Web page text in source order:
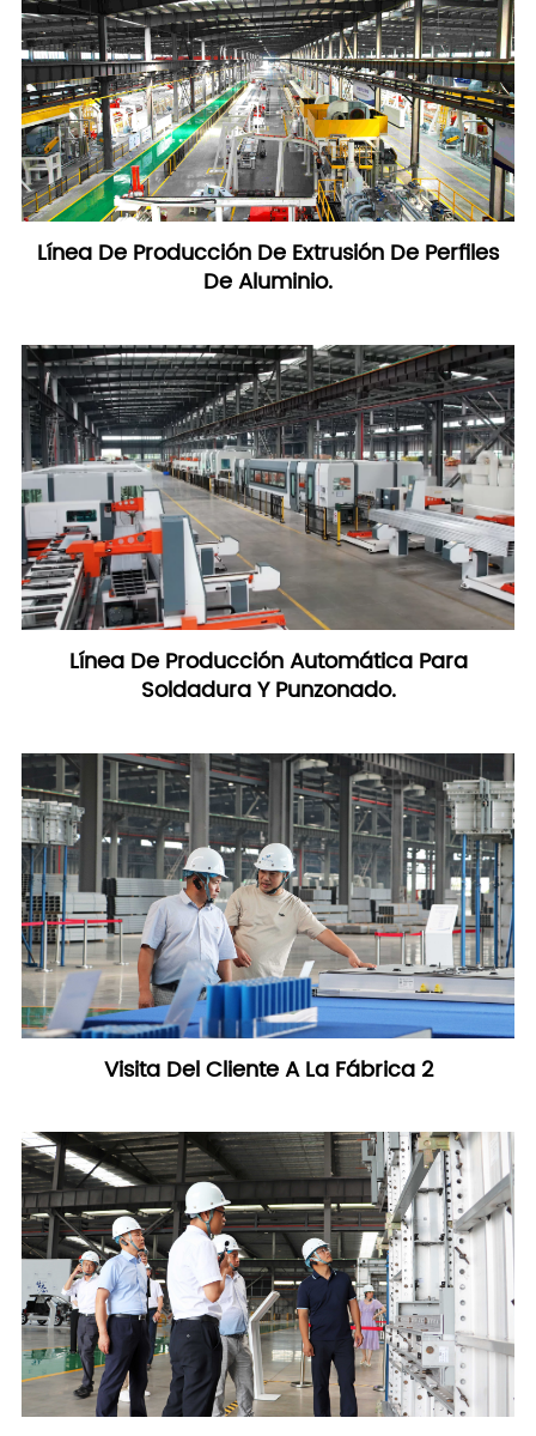
Línea De Producción De Extrusión De Perfiles
De Aluminio.
Línea De Producción Automática Para
Soldadura Y Punzonado.
Visita Del Cliente A La Fábrica 2